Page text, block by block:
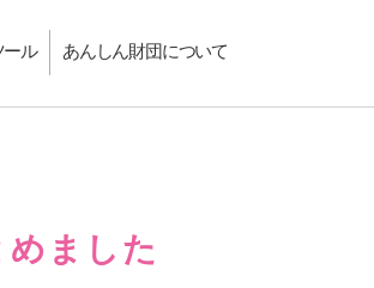
ール あんしん財団について
ました